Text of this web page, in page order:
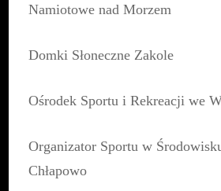
Namiotowe nad Morzem
Domki Słoneczne Zakole
Ośrodek Sportu i Rekreacji we
Organizator Sportu w
Chłapowo